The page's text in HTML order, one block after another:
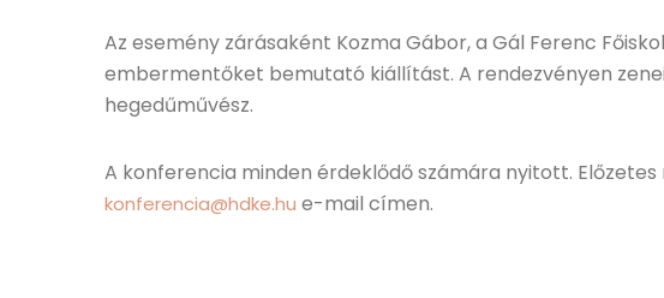
Az esemény zárásaként Kozma Gábor, a Gál Ferenc
embermentőket bemutató kiállítást. A rendezvényen
hegedűművész.
A konferencia minden érdeklődő számára nyitott. Előzetes
konferencia@hdke.hu e-mail címen.